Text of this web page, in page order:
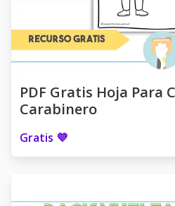
PDF Gratis Hoja Para
Carabinero
Gratis 💜